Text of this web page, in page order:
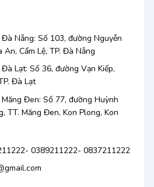
Nẵng: Số 103, đường Nguyễn
An, Cẩm Lệ, TP. Đà Nẵng
Lạt: Số 36, đường Vạn Kiếp,
Đà Lạt
Đen: Số 77, đường Huỳnh
TT. Măng Đen, Kon Plong, Kon
0389211222- 0837211222